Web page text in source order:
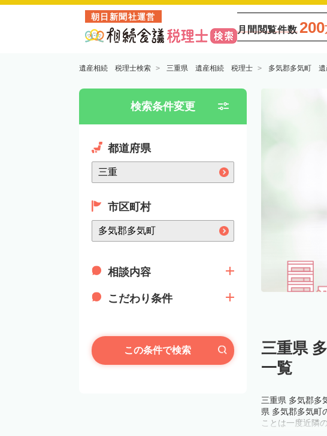
朝日新聞社運営
月間閲覧件数 200
遺産相続 税理士検索 三重県 遺産相続 税理士 多気郡多気町
検索条件変更
都道府県
市区町村
相談内容
こだわり条件
この条件で検索
三重県
一覧
三重県 多気郡多
県 多気郡多気町
ことは一度近隣